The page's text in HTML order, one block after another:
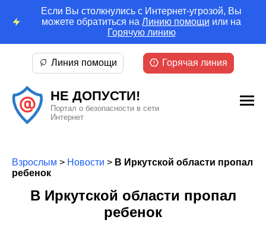
Если Вы столкнулись с Интернет-угрозой, Вы
можете обратиться на Линию помощи или на
Горячую линию
НЕ ДОПУСТИ!
Портал о безопасности в сети
Интернет
Линия помощи Горячая линия
Взрослым > Новости > В Иркутской области пропал
ребенок
В Иркутской области пропал
ребенок